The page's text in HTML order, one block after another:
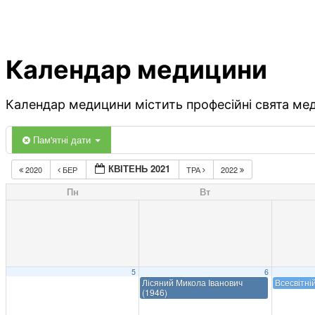
Календар медицини
Календар медицини містить професійні свята
Пам'ятні дати
2020 БЕР КВІТЕНЬ 2021 ТРА 2022
Пн Вт
5 6
Лісяний Микола Іванович
(1946)